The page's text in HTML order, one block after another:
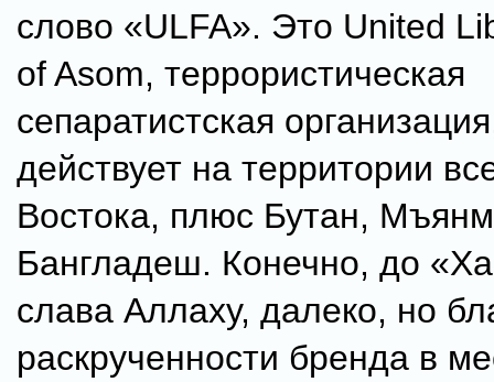
слово «ULFA». Это United
of Asom, террористическая
сепаратистская
действует на территории
Востока, плюс Бутан,
Бангладеш. Конечно, до
слава Аллаху, далеко, но
раскрученности бренда в